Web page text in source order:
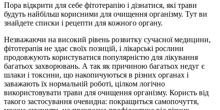
Пора відкрити для себе фітотерапію і дізнатися, які трави
будуть найбільш корисними для очищення організму. Тут ви
знайдете списки і рецепти для кожного органу.
Незважаючи на високий рівень розвитку сучасної медицини,
фітотерапія не здає своїх позицій, і лікарські рослини
продовжують користуватися популярністю для лікування
багатьох захворювань. А так як причиною багатьох недуг є
шлаки і токсини, що накопичуються в різних органах і
заважають їх нормальній роботі, цілком логічно
використовувати трави для очищення організму. Користь від
такого застосування очевидна: покращиться самопочуття,